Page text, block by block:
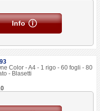
Info
Color - A4 - 1 rigo - 60 fogli - 80
- Blasetti